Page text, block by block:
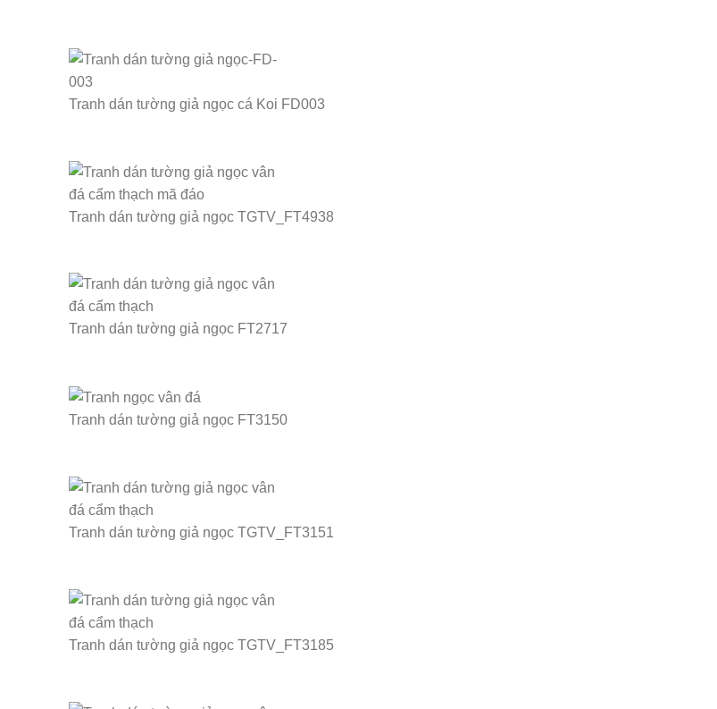
Tranh dán tường giả ngọc cá Koi FD003
Tranh dán tường giả ngọc TGTV_FT4938
Tranh dán tường giả ngọc FT2717
Tranh dán tường giả ngọc FT3150
Tranh dán tường giả ngọc TGTV_FT3151
Tranh dán tường giả ngọc TGTV_FT3185